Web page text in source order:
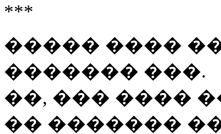
***
����� ����
������� ���.
��, ��� ����
�� �������